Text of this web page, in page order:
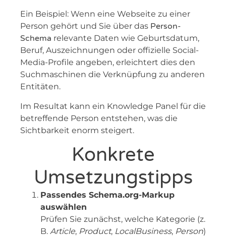
Ein Beispiel: Wenn eine Webseite zu einer
Person gehört und Sie über das Person-
Schema relevante Daten wie Geburtsdatum,
Beruf, Auszeichnungen oder offizielle Social-
Media-Profile angeben, erleichtert dies den
Suchmaschinen die Verknüpfung zu anderen
Entitäten.
Im Resultat kann ein Knowledge Panel für die
betreffende Person entstehen, was die
Sichtbarkeit enorm steigert.
Konkrete
Umsetzungstipps
Passendes Schema.org-Markup
auswählen
Prüfen Sie zunächst, welche Kategorie (z.
B. Article, Product, LocalBusiness, Person)